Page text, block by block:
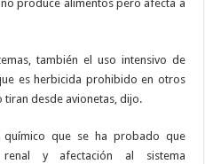
produce alimentos pero afecta a
también el uso intensivo de
es herbicida prohibido en otros
tiran desde avionetas, dijo.
químico que se ha probado que
renal y afectación al sistema